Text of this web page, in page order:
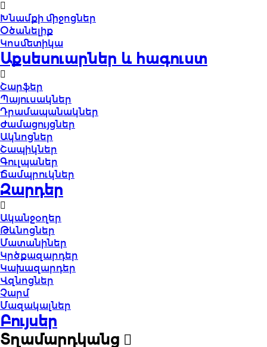
Խնամքի միջոցներ
Օծանելիք
Կոսմետիկա
Աքսեսուարներ և հագուստ
Շարֆեր
Պայուսակներ
Դրամապանակներ
Ժամացույցներ
Ակնոցներ
Շապիկներ
Գուլպաներ
Ճամպրուկներ
Զարդեր
Ականջօղեր
Թևնոցներ
Մատանիներ
Կրծքազարդեր
Կախազարդեր
Վզնոցներ
Չարմ
Մազակալներ
Բույսեր
Տղամարդկանց